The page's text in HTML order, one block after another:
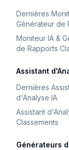
Dernières
Générateur de
Moniteur IA &
de Rapports
Assistant
Dernières
d'Analyse IA
Assistant
Classements
Générateurs